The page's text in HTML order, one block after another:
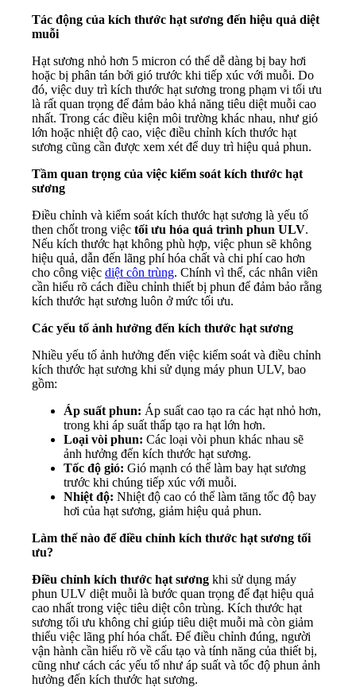
Tác động của kích thước hạt sương đến hiệu quả diệt
muỗi
Hạt sương nhỏ hơn 5 micron có thể dễ dàng bị bay hơi
hoặc bị phân tán bởi gió trước khi tiếp xúc với muỗi. Do
đó, việc duy trì kích thước hạt sương trong phạm vi tối ưu
là rất quan trọng để đảm bảo khả năng tiêu diệt muỗi cao
nhất. Trong các điều kiện môi trường khác nhau, như gió
lớn hoặc nhiệt độ cao, việc điều chỉnh kích thước hạt
sương cũng cần được xem xét để duy trì hiệu quả phun.
Tầm quan trọng của việc kiểm soát kích thước hạt
sương
Điều chỉnh và kiểm soát kích thước hạt sương là yếu tố
then chốt trong việc tối ưu hóa quá trình phun ULV.
Nếu kích thước hạt không phù hợp, việc phun sẽ không
hiệu quả, dẫn đến lãng phí hóa chất và chi phí cao hơn
cho công việc diệt côn trùng. Chính vì thế, các nhân viên
cần hiểu rõ cách điều chỉnh thiết bị phun để đảm bảo rằng
kích thước hạt sương luôn ở mức tối ưu.
Các yếu tố ảnh hưởng đến kích thước hạt sương
Nhiều yếu tố ảnh hưởng đến việc kiểm soát và điều chỉnh
kích thước hạt sương khi sử dụng máy phun ULV, bao
gồm:
Áp suất phun: Áp suất cao tạo ra các hạt nhỏ hơn,
trong khi áp suất thấp tạo ra hạt lớn hơn.
Loại vòi phun: Các loại vòi phun khác nhau sẽ
ảnh hưởng đến kích thước hạt sương.
Tốc độ gió: Gió mạnh có thể làm bay hạt sương
trước khi chúng tiếp xúc với muỗi.
Nhiệt độ: Nhiệt độ cao có thể làm tăng tốc độ bay
hơi của hạt sương, giảm hiệu quả phun.
Làm thế nào để điều chỉnh kích thước hạt sương tối
ưu?
Điều chỉnh kích thước hạt sương khi sử dụng máy
phun ULV diệt muỗi là bước quan trọng để đạt hiệu quả
cao nhất trong việc tiêu diệt côn trùng. Kích thước hạt
sương tối ưu không chỉ giúp tiêu diệt muỗi mà còn giảm
thiểu việc lãng phí hóa chất. Để điều chỉnh đúng, người
vận hành cần hiểu rõ về cấu tạo và tính năng của thiết bị,
cũng như cách các yếu tố như áp suất và tốc độ phun ảnh
hưởng đến kích thước hạt sương.